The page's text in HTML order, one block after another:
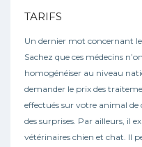
TARIFS
Un dernier mot concernant
Sachez que ces médecins
homogénéiser au niveau
demander le prix des
effectués sur votre animal
des surprises. Par ailleurs, il
vétérinaires chien et chat. Il